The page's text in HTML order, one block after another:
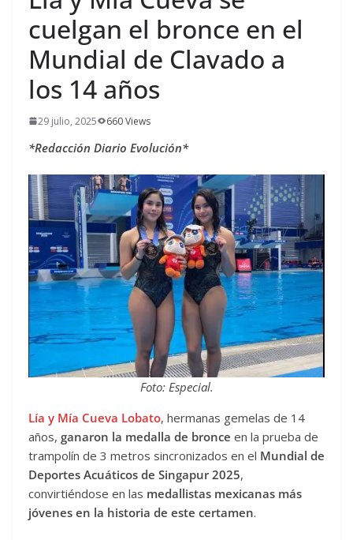
cuelgan el bronce en el
Mundial de Clavado a
los 14 años
29 julio, 2025 660 Views
*Redacción Diario Evolución*
Foto: Especial.
Lía y Mía Cueva Lobato, hermanas gemelas de 14
años, ganaron la medalla de bronce en la prueba de
trampolín de 3 metros sincronizados en el Mundial de
Deportes Acuáticos de Singapur 2025,
convirtiéndose en las medallistas mexicanas más
jóvenes en la historia de este certamen.